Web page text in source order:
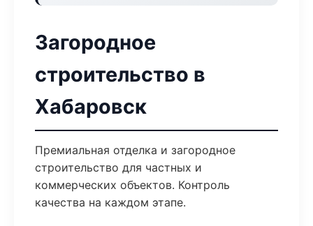
Загородное
строительство в
Хабаровск
Премиальная отделка и загородное
строительство для частных и
коммерческих объектов. Контроль
качества на каждом этапе.